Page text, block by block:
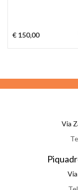
€ 150,00
Via